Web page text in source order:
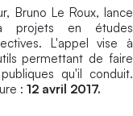
Bruno Le Roux, lance
projets en études
L'appel vise à
permettant de faire
qu'il conduit.
: 12 avril 2017.